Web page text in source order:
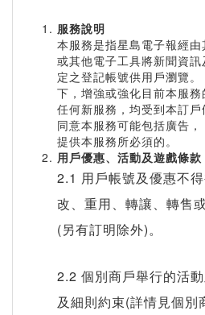
服務說明
本服務是指星島電子報經
或其他電子工具將新聞資
定之登記帳號供用戶瀏覽
下，增強或強化目前本服
任何新服務，均受到本訂
同意本服務可能包括廣告
提供本服務所必須的。
用戶優惠、活動及遊戲條款
2.1 用戶帳號及優惠不
改、重用、轉讓、轉售
(另有訂明除外)。
2.2 個別商戶舉行的活
及細則約束(詳情見個別